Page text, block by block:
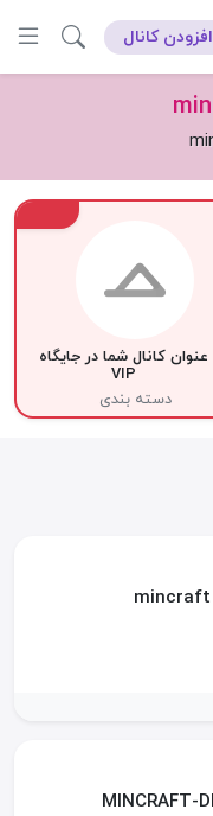
افزودن کانال
عنوان کانال شما در جایگاه
VIP
دسته بندی